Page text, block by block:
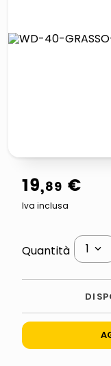
19,89 €
Iva inclusa
Quantità 1